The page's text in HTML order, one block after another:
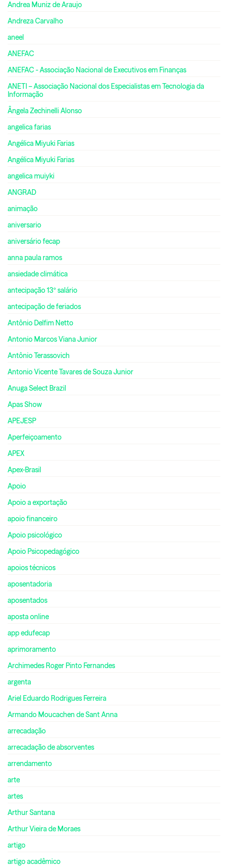
Andrea Muniz de Araujo
Andreza Carvalho
aneel
ANEFAC
ANEFAC - Associação Nacional de Executivos em Finanças
ANETI – Associação Nacional dos Especialistas em Tecnologia da
Informação
Ângela Zechinelli Alonso
angelica farias
Angélica Miyuki Farias
Angélica Miyuki Farias
angelica muiyki
ANGRAD
animação
aniversario
aniversário fecap
anna paula ramos
ansiedade climática
antecipação 13º salário
antecipação de feriados
Antônio Delfim Netto
Antonio Marcos Viana Junior
Antônio Terassovich
Antonio Vicente Tavares de Souza Junior
Anuga Select Brazil
Apas Show
APEJESP
Aperfeiçoamento
APEX
Apex-Brasil
Apoio
Apoio a exportação
apoio financeiro
Apoio psicológico
Apoio Psicopedagógico
apoios técnicos
aposentadoria
aposentados
aposta online
app edufecap
aprimoramento
Archimedes Roger Pinto Fernandes
argenta
Ariel Eduardo Rodrigues Ferreira
Armando Moucachen de Sant Anna
arrecadação
arrecadação de absorventes
arrendamento
arte
artes
Arthur Santana
Arthur Vieira de Moraes
artigo
artigo acadêmico